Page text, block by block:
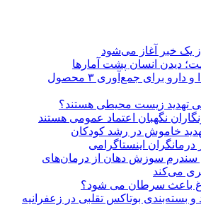
یک خبر آغاز می‌شود
دیدن انسان پشت آمارها
دستور سازمان غذا و دارو برای جمع‌آوری ۳ محصول
تهدید زیست محیطی هستند؟
نگهبان اعتماد عمومی هستند
اینستاگرامی
سندرم سوزش دهان از درمان‌های
می‌کند
باعث سرطان می شود؟
بسته‌بندی بوتاکس تقلبی در زعفرانیه